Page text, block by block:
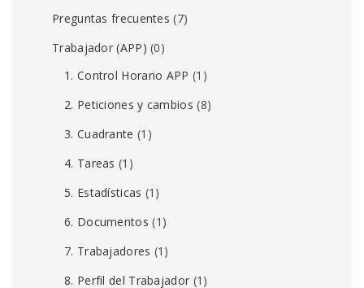
Preguntas frecuentes (7)
Trabajador (APP) (0)
1. Control Horario APP (1)
2. Peticiones y cambios (8)
3. Cuadrante (1)
4. Tareas (1)
5. Estadísticas (1)
6. Documentos (1)
7. Trabajadores (1)
8. Perfil del Trabajador (1)